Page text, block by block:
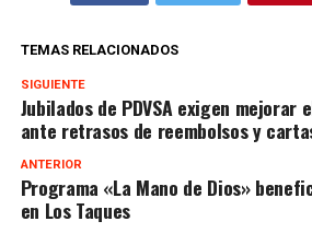
TEMAS RELACIONADOS
SIGUIENTE
Jubilados de PDVSA exigen mejorar
ante retrasos de reembolsos y
ANTERIOR
Programa «La Mano de Dios»
en Los Taques